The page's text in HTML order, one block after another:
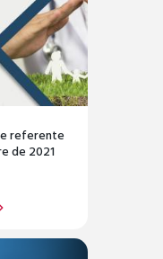
referente
de 2021